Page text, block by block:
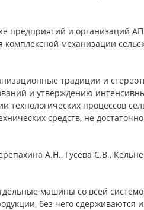
предприятий и организаций
механизации
традиции и
и утверждению
процессов
средств, не
А.Н., Гусева С.В.,
машины со всей
без чего сдерживаются